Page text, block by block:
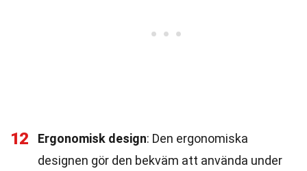
12 Ergonomisk design: Den ergonomiska
designen gör den bekväm att använda under